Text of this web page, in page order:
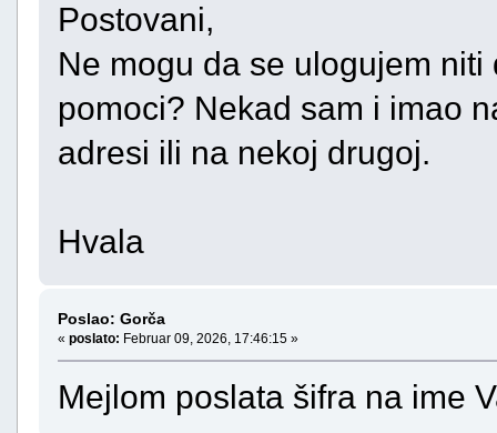
Postovani,
Ne mogu da se ulogujem
pomoci? Nekad sam i imao
adresi ili na nekoj drugoj.
Hvala
Poslao: Gorča
« poslato: Februar 09, 2026, 17:46:15 »
Mejlom poslata šifra na ime